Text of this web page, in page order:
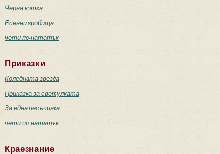
Черна котка
Есенни гробища
чети по-нататък
Приказки
Коледната звезда
Приказка за светулката
За една песъчинка
чети по-нататък
Краезнание